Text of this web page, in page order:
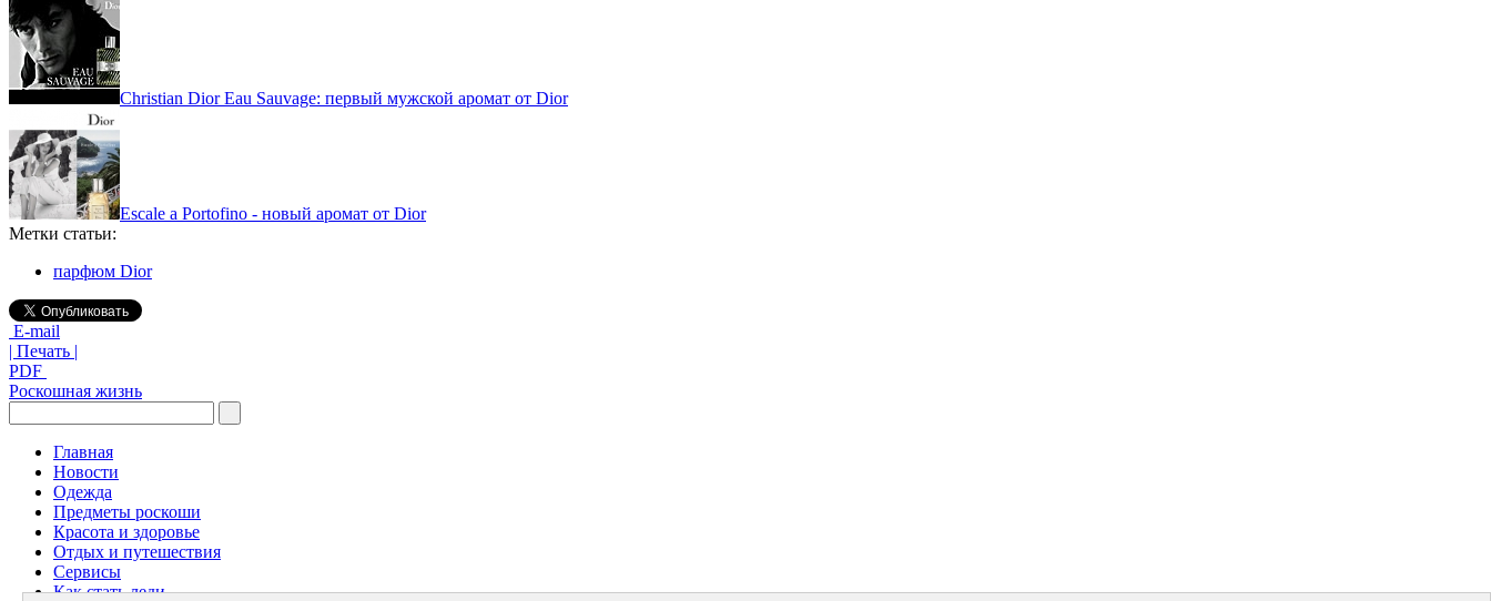
Christian Dior Eau Sauvage: первый мужской аромат от Dior
Escale a Portofino - новый аромат от Dior
Метки статьи:
парфюм Dior
E-mail
| Печать |
PDF
Роскошная жизнь
Главная
Новости
Одежда
Предметы роскоши
Красота и здоровье
Отдых и путешествия
Сервисы
Как стать леди